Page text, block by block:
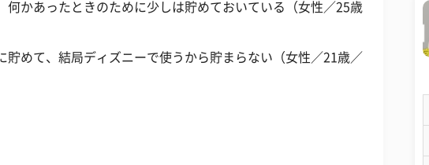
何かあったときのために少しは貯めておいている（女性／25歳
貯めて、結局ディズニーで使うから貯まらない（女性／21歳／